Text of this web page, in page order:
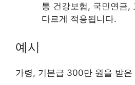
통 건강보험, 국민연금,
다르게 적용됩니다.
예시
가령, 기본급 300만 원을 받은